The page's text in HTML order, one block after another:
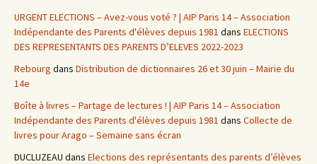
URGENT ELECTIONS – Avez-vous voté ? | AIP Paris 14 – Association
Indépendante des Parents d'élèves depuis 1981 dans ELECTIONS
DES REPRESENTANTS DES PARENTS D’ELEVES 2022-2023
Rebourg dans Distribution de dictionnaires 26 et 30 juin – Mairie du
14e
Boîte à livres – Partage de lectures ! | AIP Paris 14 – Association
Indépendante des Parents d'élèves depuis 1981 dans Collecte de
livres pour Arago – Semaine sans écran
DUCLUZEAU dans Elections des représentants des parents d’élèves